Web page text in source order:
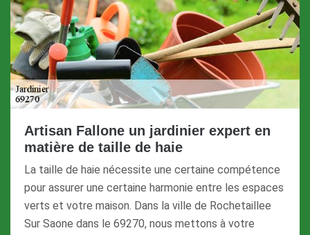
Artisan Fallone un jardinier expert en
matière de taille de haie
La taille de haie nécessite une certaine compétence
pour assurer une certaine harmonie entre les espaces
verts et votre maison. Dans la ville de Rochetaillee
Sur Saone dans le 69270, nous mettons à votre